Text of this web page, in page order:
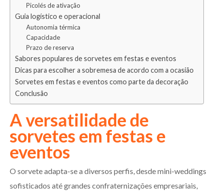
Picolés de ativação
Guia logístico e operacional
Autonomia térmica
Capacidade
Prazo de reserva
Sabores populares de sorvetes em festas e eventos
Dicas para escolher a sobremesa de acordo com a ocasião
Sorvetes em festas e eventos como parte da decoração
Conclusão
A versatilidade de
sorvetes em festas e
eventos
O sorvete adapta-se a diversos perfis, desde mini-weddings
sofisticados até grandes confraternizações empresariais,